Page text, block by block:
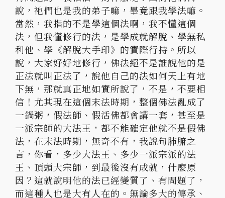
說，祂們也是我的弟子嘛，畢竟跟我學法嘛。
當然，我指的不是學這個法啊，我不懂這個
法，但我懂修行的法， 是學成就解脫、學無私
利他、學《解脫大手印》的實際行持。 所以
說，大家好好地修行，佛法絕不是誰說他的是
正法就叫正法了， 說他自己的法如何天上有地
下無，那就真正地如實所說了，不是， 不要相
信！尤其現在這個末法時期，整個佛法亂成了
一鍋粥， 假法師、假活佛都會講一套，甚至是
一派宗師的大法王， 都不能確定他就不是假佛
法，在末法時期，無奇不有， 我說句肺腑之
言，你看，多少大法王、多少一派宗派的法
王、 頂頭大宗師，到最後沒有成就，什麼原
因？ 這就說明他的法已經變質了、有問題了，
而這種人也是大有人在的。 無論多大的傳承、